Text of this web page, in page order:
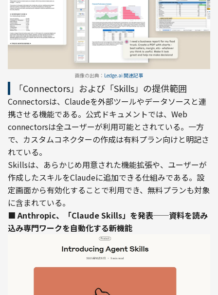
画像の出典： Ledge.ai 関連記事
「Connectors」および「Skills」の提供範囲
Connectorsは、Claudeを外部ツールやデータソースと連
携させる機能である。公式ドキュメントでは、Web
connectorsは全ユーザーが利用可能とされている。一方
で、カスタムコネクターの作成は有料プラン向けと明記さ
れている。
Skillsは、あらかじめ用意された機能拡張や、ユーザーが
作成したスキルをClaudeに追加できる仕組みである。設
定画面から有効化することで利用でき、無料プランも対象
に含まれている。
■ Anthropic、「Claude Skills」を発表──資料を読み
込み専門ワークを自動化する新機能